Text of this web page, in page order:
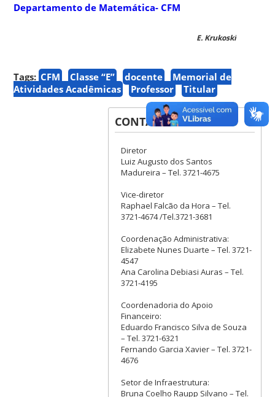
Departamento de Matemática- CFM
E. Krukoski
Tags: CFM Classe “E” docente
Memorial de
Atividades Acadêmicas
Professor Titular
CONTATOS
Diretor
Luiz Augusto dos Santos
Madureira – Tel. 3721-4675
Vice-diretor
Raphael Falcão da Hora – Tel.
3721-4674 /Tel.3721-3681
Coordenação Administrativa:
Elizabete Nunes Duarte – Tel. 3721-
4547
Ana Carolina Debiasi Auras – Tel.
3721-4195
Coordenadoria do Apoio
Financeiro:
Eduardo Francisco Silva de Souza
– Tel. 3721-6321
Fernando Garcia Xavier – Tel. 3721-
4676
Setor de Infraestrutura:
Bruna Coelho Raupp Silvano – Tel.